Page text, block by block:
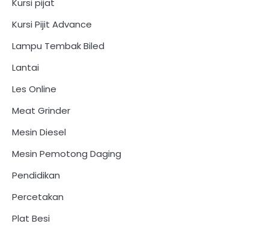
Kursi pijat
Kursi Pijit Advance
Lampu Tembak Biled
Lantai
Les Online
Meat Grinder
Mesin Diesel
Mesin Pemotong Daging
Pendidikan
Percetakan
Plat Besi